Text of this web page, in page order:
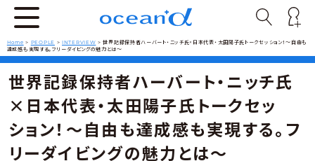
Home > PEOPLE >INTERVIEW >世界記録保持者ハーバート・ニッチ氏×日本代表・太田陽子氏トークセッション！～自由も
達成感も実現する。フリーダイビングの魅力とは～
世界記録保持者ハーバート・ニッチ氏
×日本代表・太田陽子氏トークセッ
ション！～自由も達成感も実現する。フ
リーダイビングの魅力とは～